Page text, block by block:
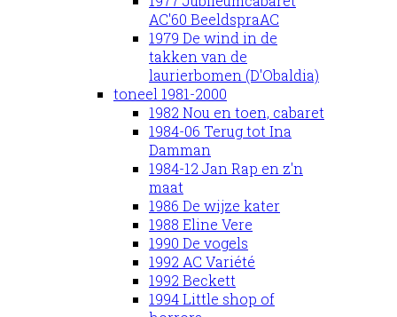
AC'60 BeeldspraAC
1979 De wind in de
takken van de
laurierbomen (D'Obaldia)
toneel 1981-2000
1982 Nou en toen, cabaret
1984-06 Terug tot Ina
Damman
1984-12 Jan Rap en z'n
maat
1986 De wijze kater
1988 Eline Vere
1990 De vogels
1992 AC Variété
1992 Beckett
1994 Little shop of